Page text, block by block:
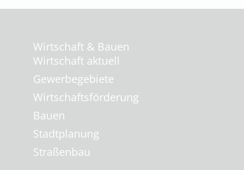
Wirtschaft & Bauen
Wirtschaft aktuell
Gewerbegebiete
Wirtschaftsförderung
Bauen
Stadtplanung
Straßenbau